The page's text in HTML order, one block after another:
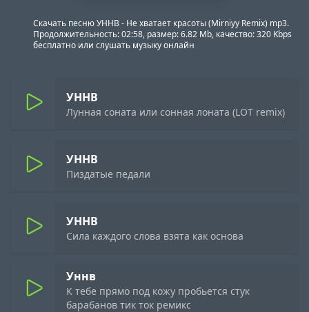
Скачать песню УННВ - Не хватает красоты (Mirniyy Remix) mp3.
Продолжительность: 02:58, размер: 6.82 Mb, качество: 320 Kbps
бесплатно или слушать музыку онлайн
УННВ
Лунная соната или сонная лоната (LOT remix)
УННВ
Пиздатые педали
УННВ
Сила каждого слова взята как основа
Уннв
К тебе прямо под кожу пробьется стук
барабанов тик ток ремикс